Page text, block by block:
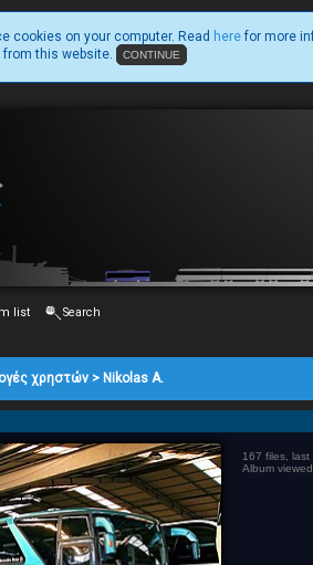
cookies on your computer. Read here for more
from this website.
list Search
χρηστών > Nikolas A.
167 files,
Album